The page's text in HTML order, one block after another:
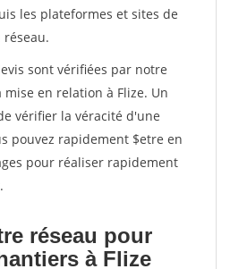
les plateformes et sites de
sont vérifiées par notre
en relation à Flize. Un
vérifier la véracité d'une
pouvez rapidement $etre en
pour réaliser rapidement
réseau pour
à Flize